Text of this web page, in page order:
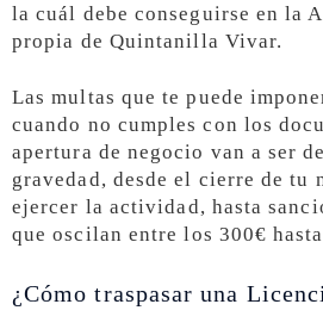
la cuál debe conseguirse en la
propia de Quintanilla Vivar.
Las multas que te puede
cuando no cumples con los
apertura de negocio van a ser
gravedad, desde el cierre de tu
ejercer la actividad, hasta
que oscilan entre los 300€
¿Cómo traspasar una